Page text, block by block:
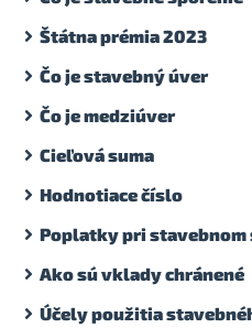
Štátna prémia 2023
Čo je stavebný úver
Čo je medziúver
Cieľová suma
Hodnotiace číslo
Poplatky pri stavebnom
Ako sú vklady chránené
Účely použitia